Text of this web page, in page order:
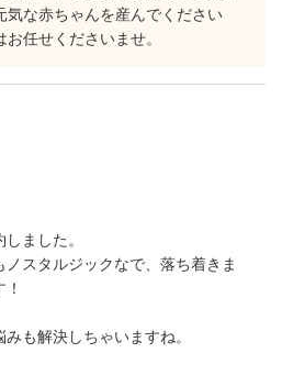
気な赤ちゃんを産んでください
任せくださいませ。
ました。
スタルジックなで、落ち着きま
も解決しちゃいますね。